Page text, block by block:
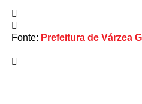
Fonte: Prefeitura de Várzea